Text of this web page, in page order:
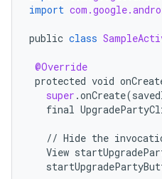
import
public class
@Override
protected void
super .onCreate(
final
// Hide the
View